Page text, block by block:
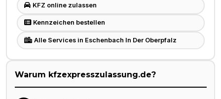
KFZ online zulassen
Kennzeichen bestellen
Alle Services in Eschenbach In Der Oberpfalz
Warum kfzexpresszulassung.de?